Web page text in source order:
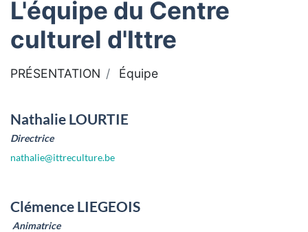
L'équipe du Centre
culturel d'Ittre
PRÉSENTATION Équipe
Nathalie LOURTIE
Directrice
nathalie@ittreculture.be
Clémence LIEGEOIS
Animatrice